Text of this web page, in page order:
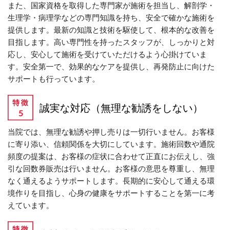
また、国家資格を取得した専門家が施術を担当し、解剖学・
生理学・病理学などの専門知識を持ち、安全で確かな施術を
提供します。最新の知識と技術を駆使して、根本的な改善を
目指します。高い専門性を持ったスタッフが、しっかりと対
応し、安心して施術を受けていただけるよう心掛けていま
す。安全第一で、効果的なケアを提供し、再発防止に向けた
サポートも行っています。
誠実な対応（無理な勧誘をしない）
当院では、無理な勧誘や押し売りは一切行いません。お客様
に寄り添い、信頼関係を大切にしています。施術回数や通院
頻度の提案は、お客様の症状に合わせて正直にお伝えし、強
引な回数券販売は行いません。お客様の意思を尊重し、無理
なく通えるようサポートします。長期的に安心して通える環
境作りを目指し、心身の健康をサポートすることを第一に考
えています。